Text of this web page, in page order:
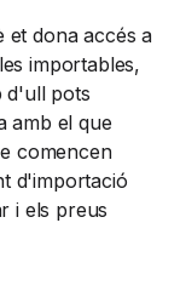
et dona accés a
importables,
d'ull pots
amb el que
comencen
d'importació
i els preus